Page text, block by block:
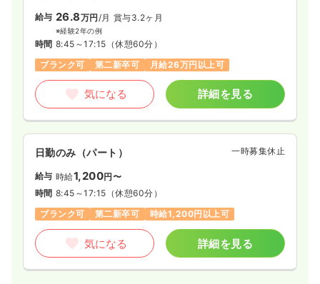
給与 26.8万円 /月 賞与3.2ヶ月
※経験2年の例
時間 8:45～17:15 （休憩60分）
ブランク可
第二新卒可 月給26万円以上可
気になる 詳細を見る
日勤のみ（パート） 一時募集休止
給与 時給1,200円〜
時間 8:45～17:15 （休憩60分）
ブランク可
第二新卒可 時給1,200円以上可
気になる 詳細を見る